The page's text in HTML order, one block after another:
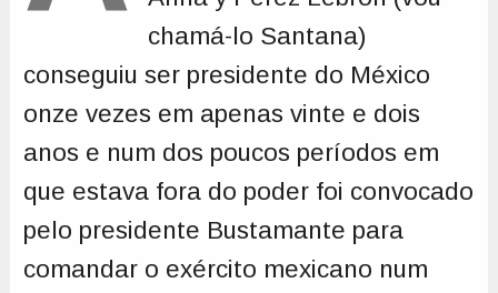
chamá-lo Santana)
conseguiu ser presidente do México
onze vezes em apenas vinte e dois
anos e num dos poucos períodos em
que estava fora do poder foi convocado
pelo presidente Bustamante para
comandar o exército mexicano num